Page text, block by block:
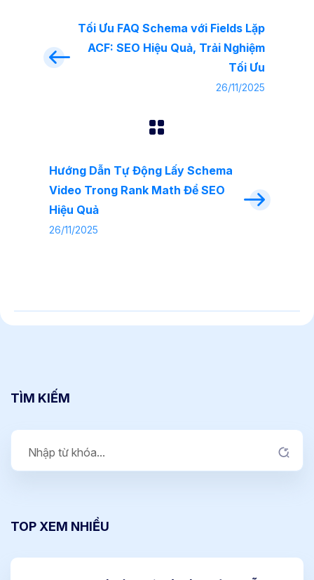
Tối Ưu FAQ Schema với Fields Lặp
ACF: SEO Hiệu Quả, Trải Nghiệm
Tối Ưu
26/11/2025
Hướng Dẫn Tự Động Lấy Schema
Video Trong Rank Math Để SEO
Hiệu Quả
26/11/2025
TÌM KIẾM
TOP XEM NHIỀU